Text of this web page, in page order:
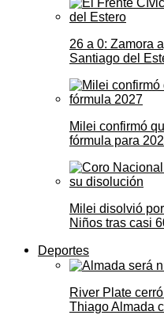
26 a 0: Zamora
Santiago del
Milei confirmó
fórmula para
Milei disolvió
Niños tras casi
Deportes
River Plate
Thiago Almada